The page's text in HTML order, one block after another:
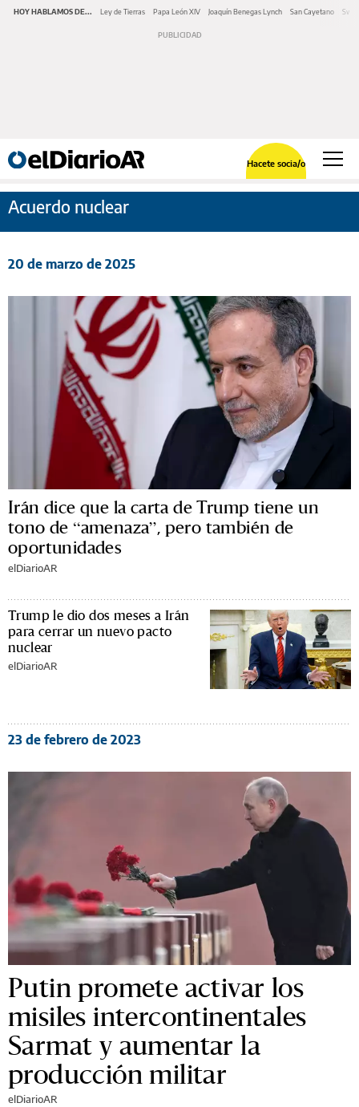
HOY HABLAMOS DE... Ley de Tierras Papa León XIV Joaquín Benegas Lynch San Cayetano
Hacete socia/o
Acuerdo nuclear
20 de marzo de 2025
Irán dice que la carta de Trump tiene un
tono de “amenaza”, pero también de
oportunidades
elDiarioAR
Trump le dio dos meses a Irán
para cerrar un nuevo pacto
nuclear
elDiarioAR
23 de febrero de 2023
Putin promete activar los
misiles intercontinentales
Sarmat y aumentar la
producción militar
elDiarioAR